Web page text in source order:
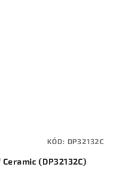
(DP32132C)
KÓD: DP32132C